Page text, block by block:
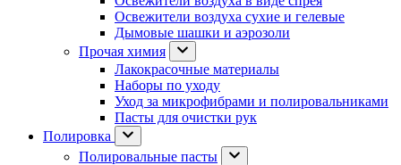
Освежители воздуха сухие и гелевые
Дымовые шашки и аэрозоли
Прочая химия
Лакокрасочные материалы
Наборы по уходу
Уход за микрофибрами и полировальниками
Пасты для очистки рук
Полировка
Полировальные пасты